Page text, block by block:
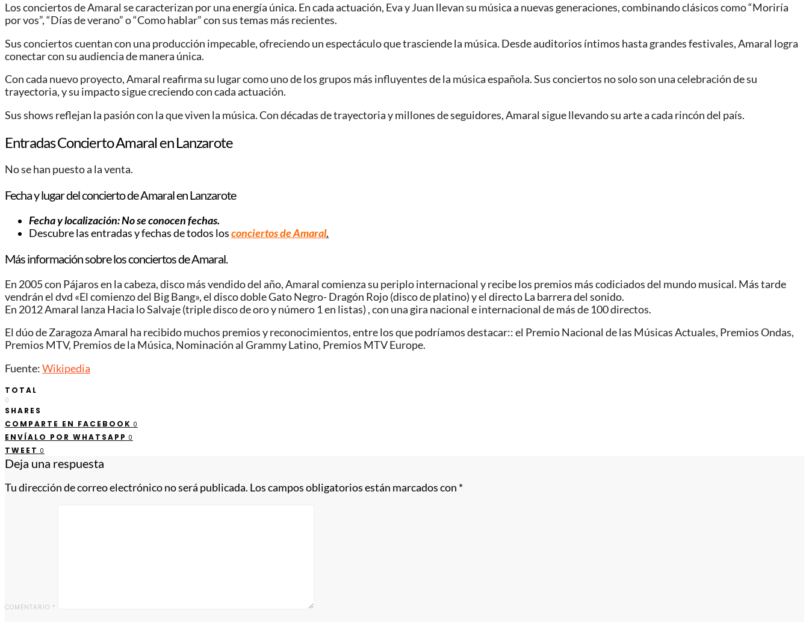
Los conciertos de Amaral se caracterizan por una energía única. En cada actuación, Eva y Juan llevan su música a nuevas generaciones, combinando clásicos como “Moriría
por vos”, “Días de verano” o “Como hablar” con sus temas más recientes.
Sus conciertos cuentan con una producción impecable, ofreciendo un espectáculo que trasciende la música. Desde auditorios íntimos hasta grandes festivales, Amaral logra
conectar con su audiencia de manera única.
Con cada nuevo proyecto, Amaral reafirma su lugar como uno de los grupos más influyentes de la música española. Sus conciertos no solo son una celebración de su
trayectoria, y su impacto sigue creciendo con cada actuación.
Sus shows reflejan la pasión con la que viven la música. Con décadas de trayectoria y millones de seguidores, Amaral sigue llevando su arte a cada rincón del país.
Entradas Concierto Amaral en Lanzarote
No se han puesto a la venta.
Fecha y lugar del concierto de Amaral en Lanzarote
Fecha y localización: No se conocen fechas.
Descubre las entradas y fechas de todos losconciertos de Amaral.
Más información sobre los conciertos de Amaral.
En 2005 con Pájaros en la cabeza, disco más vendido del año, Amaral comienza su periplo internacional y recibe los premios más codiciados del mundo musical. Más tarde
vendrán el dvd «El comienzo del Big Bang», el disco doble Gato Negro- Dragón Rojo (disco de platino) y el directo La barrera del sonido.
En 2012 Amaral lanza Hacia lo Salvaje (triple disco de oro y número 1 en listas) , con una gira nacional e internacional de más de 100 directos.
El dúo de Zaragoza Amaral ha recibido muchos premios y reconocimientos, entre los que podríamos destacar:: el Premio Nacional de las Músicas Actuales, Premios Ondas,
Premios MTV, Premios de la Música, Nominación al Grammy Latino, Premios MTV Europe.
Fuente:Wikipedia
TOTAL
0
SHARES
COMPARTE EN FACEBOOK 0
ENVÍALO POR WHATSAPP 0
TWEET 0
Deja una respuesta
Tu dirección de correo electrónico no será publicada. Los campos obligatorios están marcados con *
COMENTARIO *